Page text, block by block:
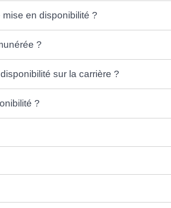
en disponibilité ?
?
sur la carrière ?
?